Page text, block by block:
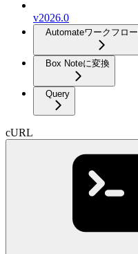
v2026.0
Automateワークフロー
Box Noteに変換
Query
cURL